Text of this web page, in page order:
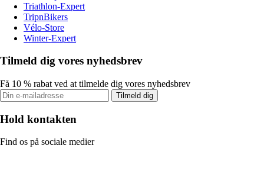
Triathlon-Expert
TripnBikers
Vélo-Store
Winter-Expert
Tilmeld dig vores nyhedsbrev
Få 10 % rabat ved at tilmelde dig vores nyhedsbrev
Tilmeld dig
Hold kontakten
Find os på sociale medier